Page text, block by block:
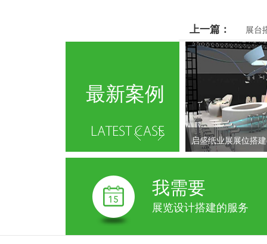
上一篇： 展台
最新案例
启盛纸业展展位搭建
我需要
展览设计搭建的服务